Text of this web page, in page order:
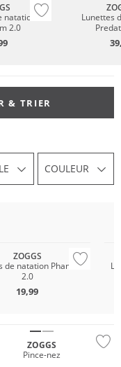
2.0
Lunettes
& TRIER
COULEUR
ZOGGS
de natation Phantom
2.0
19,99
ZOGGS
Pince-nez